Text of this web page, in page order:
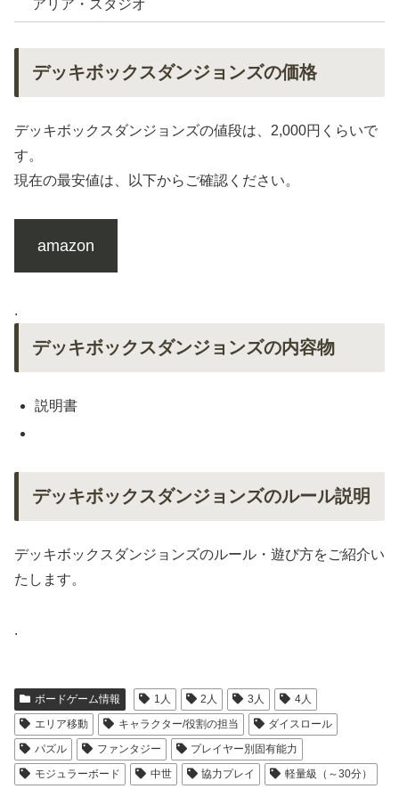
アリア・スタジオ
デッキボックスダンジョンズの価格
デッキボックスダンジョンズの値段は、2,000円くらいで
す。
現在の最安値は、以下からご確認ください。
amazon
.
デッキボックスダンジョンズの内容物
説明書
デッキボックスダンジョンズのルール説明
デッキボックスダンジョンズのルール・遊び方をご紹介い
たします。
.
ボードゲーム情報 1人 2人 3人
4人
エリア移動
キャラクター/役割の担当
ダイスロール
パズル
ファンタジー
プレイヤー別固有能力
モジュラーボード
中世 協力プレイ 軽量級（～30分）